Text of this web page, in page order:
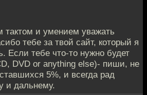
и умением уважать
тебе за твой сайт, который я
Если тебе что-то нужно будет
DVD or anything else)- пиши, не
5%, и всегда рад
и дальнему.